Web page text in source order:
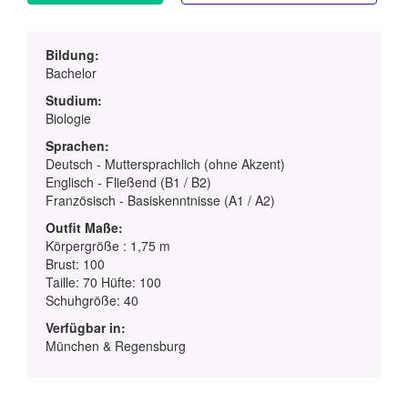
Bildung:
Bachelor
Studium:
Biologie
Sprachen:
Deutsch - Muttersprachlich (ohne Akzent)
Englisch - Fließend (B1 / B2)
Französisch - Basiskenntnisse (A1 / A2)
Outfit Maße:
Körpergröße : 1,75 m
Brust: 100
Taille: 70 Hüfte: 100
Schuhgröße: 40
Verfügbar in:
München & Regensburg